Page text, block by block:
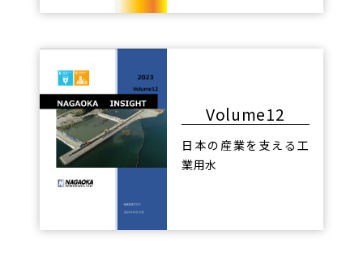
Volume12
日本の産業を支える工
業用水